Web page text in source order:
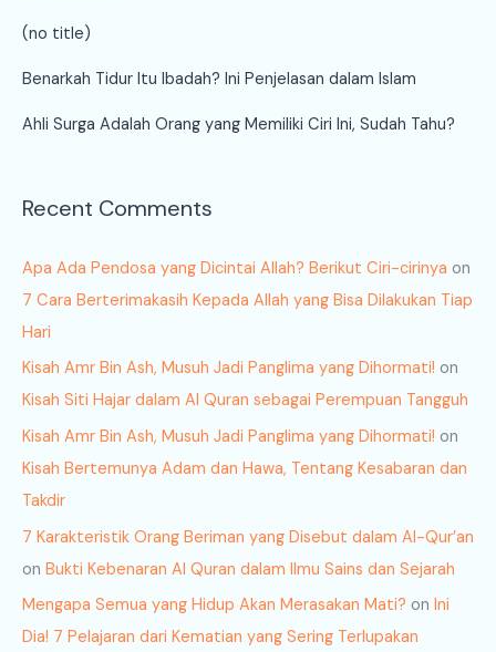
(no title)
Benarkah Tidur Itu Ibadah? Ini Penjelasan dalam Islam
Ahli Surga Adalah Orang yang Memiliki Ciri Ini, Sudah Tahu?
Recent Comments
Apa Ada Pendosa yang Dicintai Allah? Berikut Ciri-cirinya on
7 Cara Berterimakasih Kepada Allah yang Bisa Dilakukan Tiap
Hari
Kisah Amr Bin Ash, Musuh Jadi Panglima yang Dihormati! on
Kisah Siti Hajar dalam Al Quran sebagai Perempuan Tangguh
Kisah Amr Bin Ash, Musuh Jadi Panglima yang Dihormati! on
Kisah Bertemunya Adam dan Hawa, Tentang Kesabaran dan
Takdir
7 Karakteristik Orang Beriman yang Disebut dalam Al-Qur’an
on Bukti Kebenaran Al Quran dalam Ilmu Sains dan Sejarah
Mengapa Semua yang Hidup Akan Merasakan Mati? on Ini
Dia! 7 Pelajaran dari Kematian yang Sering Terlupakan